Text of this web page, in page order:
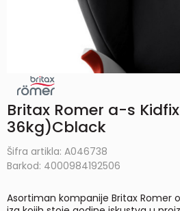
Britax Romer a-s
36kg)Cblack
Šifra artikla: A046738
Barkod: 4000984192506
Asortiman kompanije Britax Romer